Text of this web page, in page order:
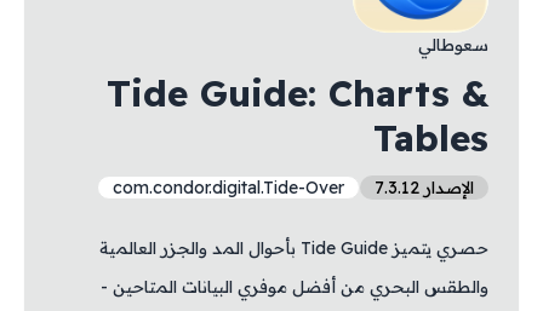
سعوطالي
Tide Guide: Charts &
Tables
الإصدار 7.3.12 com.condor.digital.Tide-Over
حصري يتميز Tide Guide بأحوال المد والجزر العالمية
والطقس البحري من أفضل موفري البيانات المتاحين -